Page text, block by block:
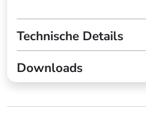
Technische Details
Downloads